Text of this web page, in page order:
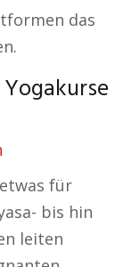
das
für
bis hin
leiten